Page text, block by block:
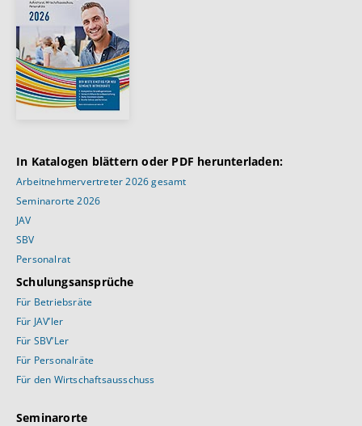
In Katalogen blättern oder PDF herunterladen:
Arbeitnehmervertreter 2026 gesamt
Seminarorte 2026
JAV
SBV
Personalrat
Schulungsansprüche
Für Betriebsräte
Für JAV’ler
Für SBV’Ler
Für Personalräte
Für den Wirtschaftsausschuss
Seminarorte